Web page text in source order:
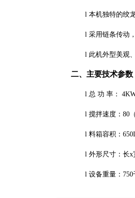
l 本机独特的绞
l 采用链条传动
l 此机外型美观
二、主要技术参数
l 总 功 率：
l 搅拌速度： 80
l 料箱容积：
l 外形尺寸：长x
l 设备重量： 750